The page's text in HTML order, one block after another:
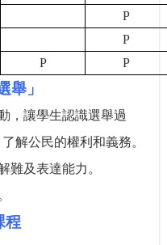
P
P
P P
舉」
，讓學生認識選舉過
解公民的權利和義務。
及表達能力。
程